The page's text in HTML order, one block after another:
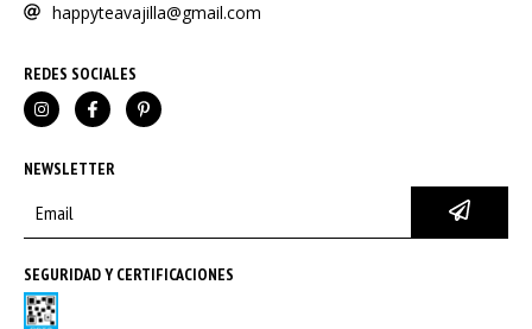
happyteavajilla@gmail.com
REDES SOCIALES
NEWSLETTER
SEGURIDAD Y CERTIFICACIONES